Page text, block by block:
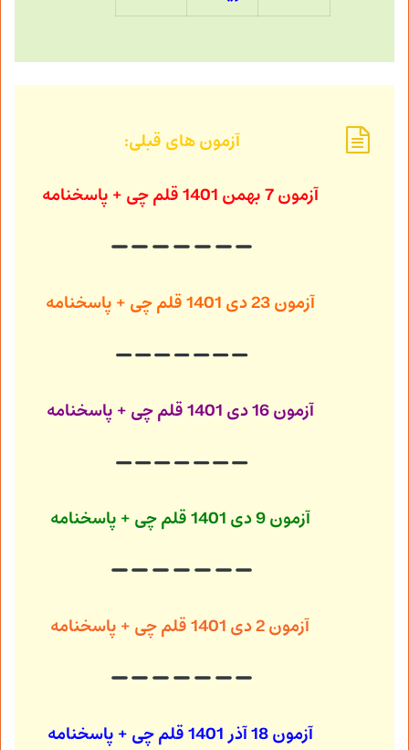
آزمون های قبلی:
آزمون 7 بهمن 1401 قلم چی + پاسخنامه
آزمون 23 دی 1401 قلم چی + پاسخنامه
آزمون 16 دی 1401 قلم چی + پاسخنامه
آزمون 9 دی 1401 قلم چی + پاسخنامه
آزمون 2 دی 1401 قلم چی + پاسخنامه
آزمون 18 آذر 1401 قلم چی + پاسخنامه